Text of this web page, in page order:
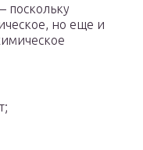
поскольку
но еще и